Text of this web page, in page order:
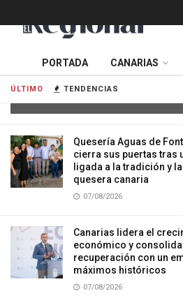
ÚLTIMO TENDENCIAS
impactar su vehículo contra una
Quesería Aguas de
cierra sus puertas tras
ligada a la tradición y
quesera canaria
07/08/2026
Canarias lidera el
económico y consolida
recuperación con un
máximos históricos
07/08/2026
PORTADA CANARIAS